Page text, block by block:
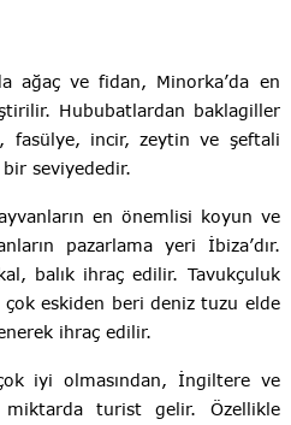
ağaç ve fidan, Minorka’da en
Hububatlardan baklagiller
fasülye, incir, zeytin ve şeftali
seviyededir.
en önemlisi koyun ve
pazarlama yeri İbiza’dır.
balık ihraç edilir. Tavukçuluk
çok eskiden beri deniz tuzu elde
ihraç edilir.
iyi olmasından, İngiltere ve
turist gelir. Özellikle